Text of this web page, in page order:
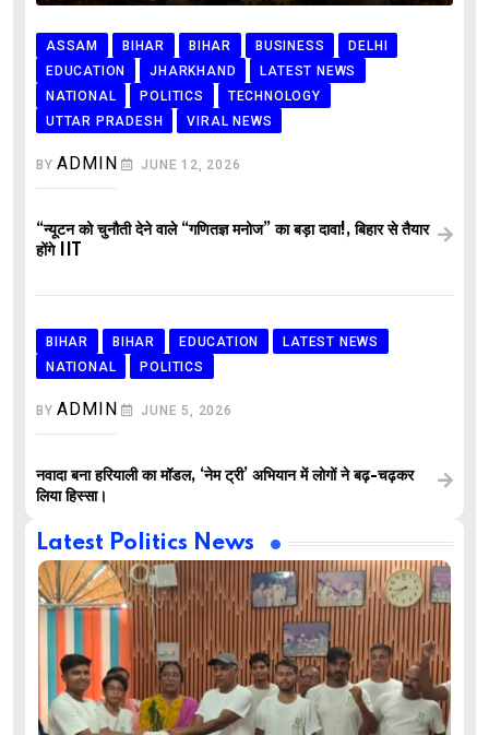
ASSAM BIHAR BIHAR BUSINESS
DELHI
EDUCATION
JHARKHAND
LATEST NEWS
NATIONAL
POLITICS
TECHNOLOGY
UTTAR PRADESH
VIRAL NEWS
BYADMIN JUNE 12, 2026
“न्यूटन को चुनौती देने वाले “गणितज्ञ मनोज” का बड़ा दावा!, बिहार से तैयार
होंगे IIT
BIHAR BIHAR EDUCATION
LATEST NEWS
NATIONAL
POLITICS
BYADMIN JUNE 5, 2026
नवादा बना हरियाली का मॉडल, ‘नेम ट्री’ अभियान में लोगों ने बढ़-चढ़कर
लिया हिस्सा।
Latest Politics News